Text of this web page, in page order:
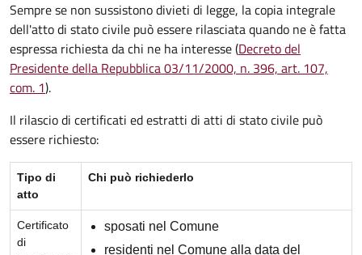
Sempre se non sussistono divieti di legge, la copia integrale
dell'atto di stato civile può essere rilasciata quando ne è fatta
espressa richiesta da chi ne ha interesse (Decreto del
Presidente della Repubblica 03/11/2000, n. 396, art. 107,
com. 1).
Il rilascio di certificati ed estratti di atti di stato civile può
essere richiesto:
Tipo di
atto
Chi può richiederlo
Certificato
di
sposati nel Comune
residenti nel Comune alla data del